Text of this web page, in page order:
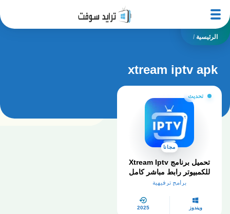
الرئيسية /
xtream iptv apk
تحديث
مجانا
تحميل برنامج Xtream Iptv
للكمبيوتر​ رابط مباشر كامل
2026
برامج ترفيهية
ويندوز 2025